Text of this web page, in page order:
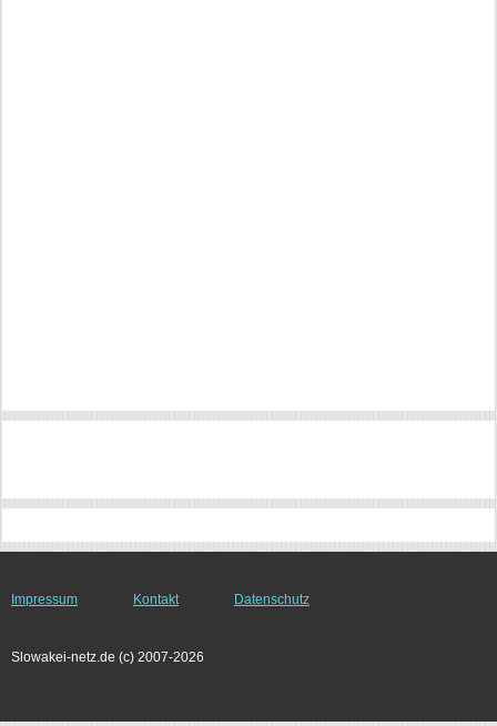
Impressum Kontakt Datenschutz
Slowakei-netz.de (c) 2007-2026